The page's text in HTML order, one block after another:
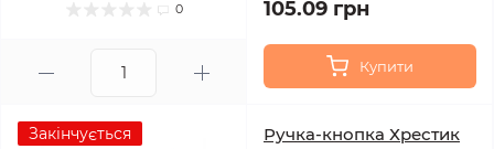
0 105.09 грн
Купити
Закінчується
Ручка-кнопка Хрестик